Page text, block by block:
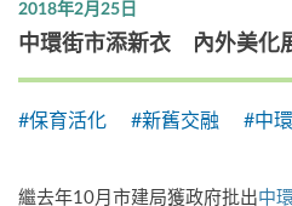
2018年2月25日
中環街市添新衣 內外美化
#保育活化 #新舊交融 #中
繼去年10月市建局獲政府批出中